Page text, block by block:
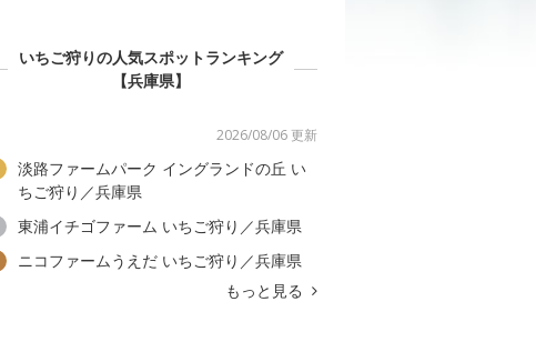
いちご狩りの人気スポットランキング
【兵庫県】
2026/08/06 更新
淡路ファームパーク イングランドの丘 い
ちご狩り／兵庫県
東浦イチゴファーム いちご狩り／兵庫県
ニコファームうえだ いちご狩り／兵庫県
もっと見る